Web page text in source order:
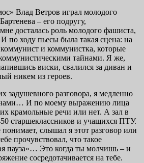
Влад Ветров играл молодого
– его подругу,
досталась роль молодого фашиста,
по ходу пьесы была такая сцена: на
и коммунистка, которые
тайнами. Я же,
виски, свалился за диван и
никем из героев.
задушевного разговора, я медленно
И по моему выражению лица
крамольные речи или нет. А зал в
старшеклассников и учащихся ПТУ.
слышал я этот разговор или
прочувствовал, что такое
пауза»… Это когда ты молчишь – и
сосредотачивается на тебе.